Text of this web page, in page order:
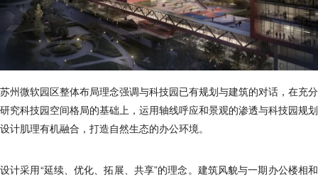
苏州微软园区整体布局理念强调与科技园已有规划与建筑的对话，在充分
研究科技园空间格局的基础上，运用轴线呼应和景观的渗透与科技园规划
设计肌理有机融合，打造自然生态的办公环境。
设计采用“延续、优化、拓展、共享”的理念。建筑风貌与一期办公楼相和